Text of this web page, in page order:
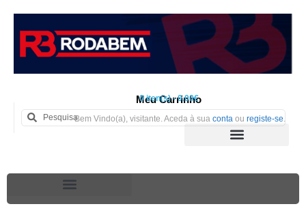
Meu Carrinho
0 iten(s) - 0.00€
Bem Vindo(a), visitante. Aceda à sua conta ou registe-se